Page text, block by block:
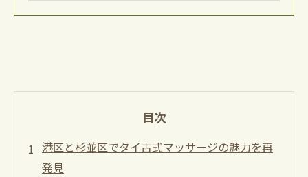
目次
港区と杉並区でタイ古式マッサージの魅力を再
発見